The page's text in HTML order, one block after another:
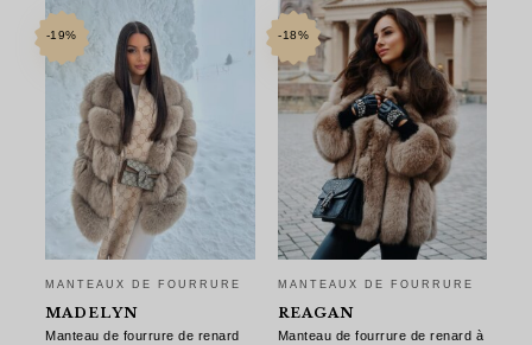
-19%
MANTEAUX DE FOURRURE
MADELYN
Manteau de fourrure de renard
-18%
MANTEAUX DE FOURRURE
REAGAN
Manteau de fourrure de renard à